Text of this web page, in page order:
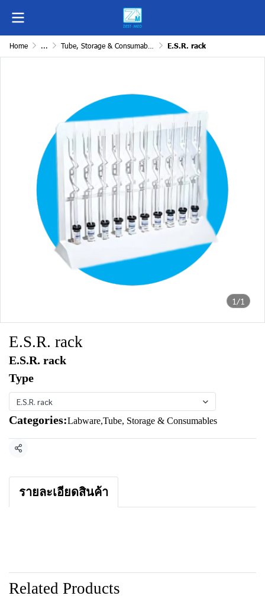
Home ... Tube, Storage & Consumables E.S.R. rack
1/1
E.S.R. rack
E.S.R. rack
Type
E.S.R. rack
Categories:Labware,Tube, Storage & Consumables
Share
รายละเอียดสินค้า
Related Products